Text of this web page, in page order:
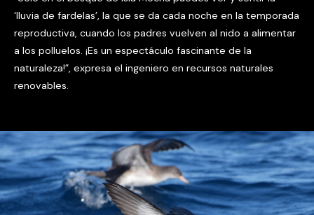
‘lluvia de fardelas’, la que se da cada noche en la temporada
reproductiva, cuando los padres vuelven al nido a alimentar
a los polluelos. ¡Es un espectáculo fascinante de la
naturaleza!”, expresa el ingeniero en recursos naturales
renovables.